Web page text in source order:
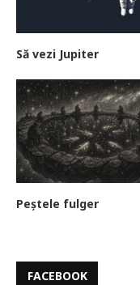
Să vezi Jupiter
Peștele fulger
FACEBOOK